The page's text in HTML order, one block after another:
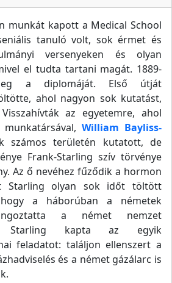
munkát kapott a Medical School
tanuló volt, sok érmet és
versenyeken és olyan
el tudta tartani magát. 1889-
a diplomáját. Első útját
ahol nagyon sok kutatást,
az egyetemre, ahol
William Bayliss-
számos területén kutatott, de
Frank-Starling szív törvénye
Az ő nevéhez fűződik a hormon
Starling olyan sok időt töltött
hogy a háborúban a németek
a német nemzet
Starling kapta az egyik
feladatot: találjon ellenszert a
és a német gázálarc is